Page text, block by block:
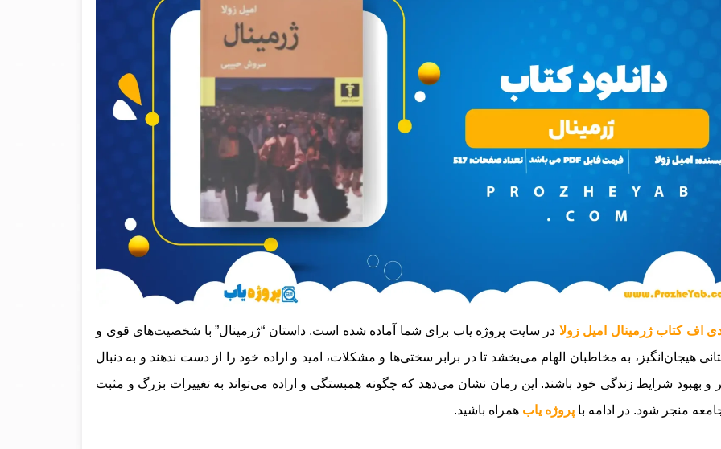
اف کتاب ژرمینال امیل زولا در سایت پروژه یاب برای شما آماده شده است. داستان “ژرمینال” با شخصیت‌های قوی و
هیجان‌انگیز، به مخاطبان الهام می‌بخشد تا در برابر سختی‌ها و مشکلات، امید و اراده خود را از دست ندهند و به دنبال
و بهبود شرایط زندگی خود باشند. این رمان نشان می‌دهد که چگونه همبستگی و اراده می‌تواند به تغییرات بزرگ و مثبت
منجر شود. در ادامه با پروژه یاب همراه باشید.